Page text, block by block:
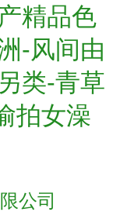
精品色
-风间由
类-青草
拍女澡
公司